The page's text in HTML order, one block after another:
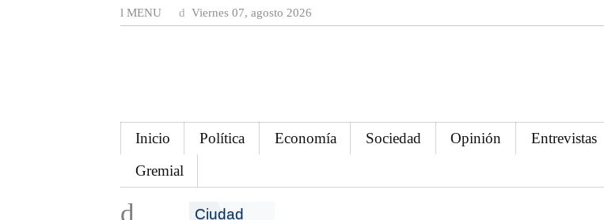
MENU Viernes 07, agosto 2026
Inicio Política Economía Sociedad Opinión Entrevistas
Gremial
Ciudad